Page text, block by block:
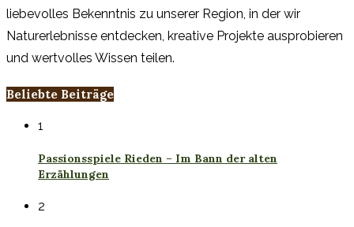
liebevolles Bekenntnis zu unserer Region, in der wir
Naturerlebnisse entdecken, kreative Projekte ausprobieren
und wertvolles Wissen teilen.
Beliebte Beiträge
1
Passionsspiele Rieden – Im Bann der alten
Erzählungen
2